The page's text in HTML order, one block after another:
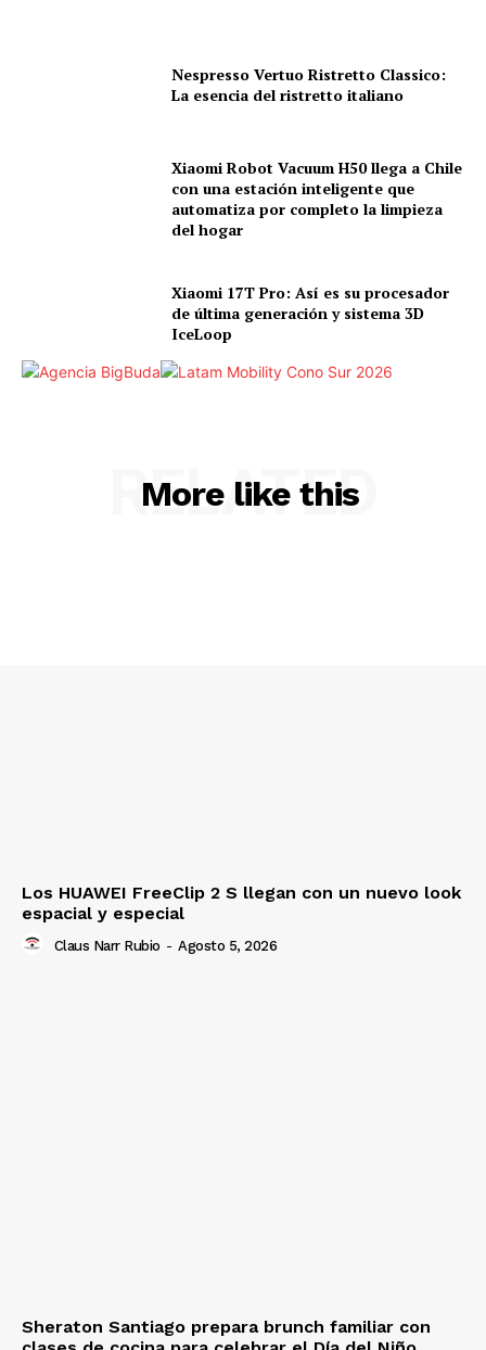
Nespresso Vertuo Ristretto Classico:
La esencia del ristretto italiano
Xiaomi Robot Vacuum H50 llega a Chile
con una estación inteligente que
automatiza por completo la limpieza
del hogar
Xiaomi 17T Pro: Así es su procesador
de última generación y sistema 3D
IceLoop
More like this
RELATED
Los HUAWEI FreeClip 2 S llegan con un nuevo look
espacial y especial
Claus Narr Rubio - Agosto 5, 2026
Sheraton Santiago prepara brunch familiar con